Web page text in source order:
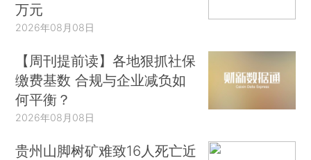
万元
2026年08月08日
【周刊提前读】各地狠抓社保
缴费基数 合规与企业减负如
何平衡？
2026年08月08日
贵州山脚树矿难致16人死亡近